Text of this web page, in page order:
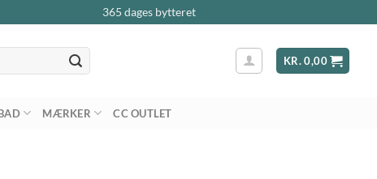
365 dages bytteret
KR.0,00
MÆRKER CC OUTLET